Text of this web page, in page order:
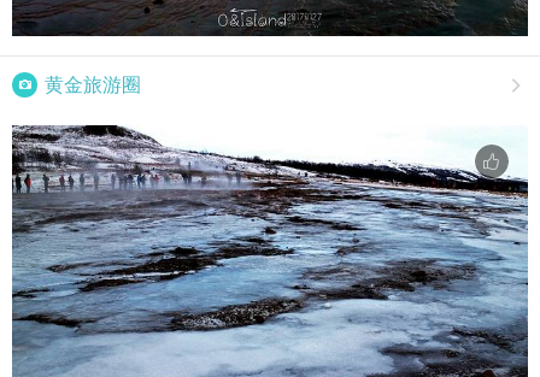
 黄金旅游圈 